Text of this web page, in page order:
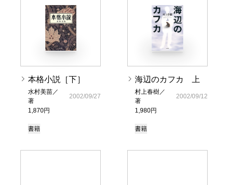
本格小説［下］
水村美苗／
著
1,870円
2002/09/27
書籍
海辺のカフカ 上
村上春樹／
著
1,980円
2002/09/12
書籍